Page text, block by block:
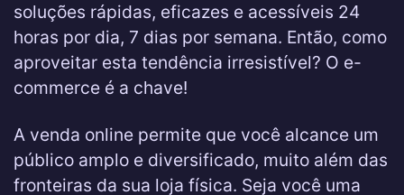
soluções rápidas, eficazes e acessíveis 24
horas por dia, 7 dias por semana. Então, como
aproveitar esta tendência irresistível? O e-
commerce é a chave!
A venda online permite que você alcance um
público amplo e diversificado, muito além das
fronteiras da sua loja física. Seja você uma